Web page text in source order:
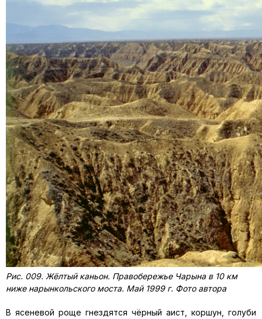
Рис. 009. Жёлтый каньон. Правобережье Чарына в 10 км
ниже нарынкольского моста. Май 1999 г. Фото автора
В ясеневой роще гнездятся чёрный аист, коршун, голуби